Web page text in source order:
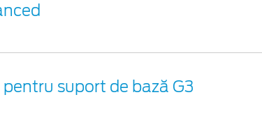
pentru suport de bază G3